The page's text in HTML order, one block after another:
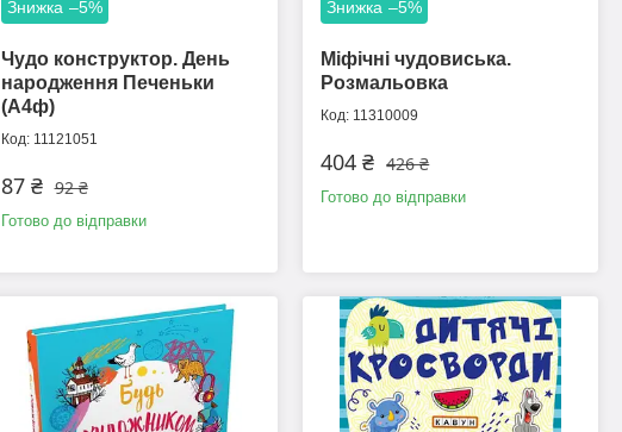
–5%
Чудо конструктор. День
народження Печеньки
(А4ф)
11121051
92 ₴
87 ₴
Готово до відправки
–5%
Міфічні чудовиська.
Розмальовка
11310009
426 ₴
404 ₴
Готово до відправки